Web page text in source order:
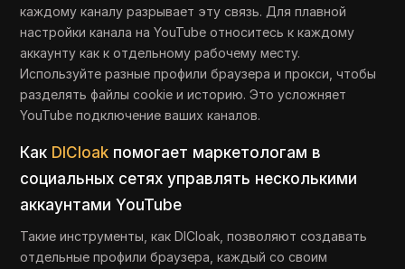
каждому каналу разрывает эту связь. Для плавной
настройки канала на YouTube относитесь к каждому
аккаунту как к отдельному рабочему месту.
Используйте разные профили браузера и прокси, чтобы
разделять файлы cookie и историю. Это усложняет
YouTube подключение ваших каналов.
Как DICloak помогает маркетологам в
социальных сетях управлять несколькими
аккаунтами YouTube
Такие инструменты, как DICloak, позволяют создавать
отдельные профили браузера, каждый со своим